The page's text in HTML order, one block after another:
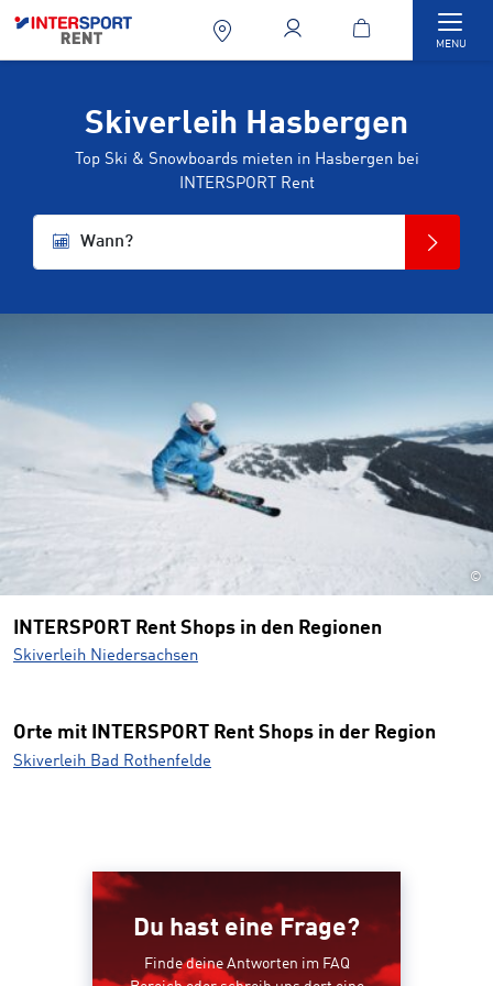
MENU
Skiverleih Hasbergen
Top Ski & Snowboards mieten in Hasbergen bei
INTERSPORT Rent
Wann?
©
INTERSPORT Rent Shops in den Regionen
Skiverleih Niedersachsen
Orte mit INTERSPORT Rent Shops in der Region
Skiverleih Bad Rothenfelde
Du hast eine Frage?
Finde deine Antworten im FAQ